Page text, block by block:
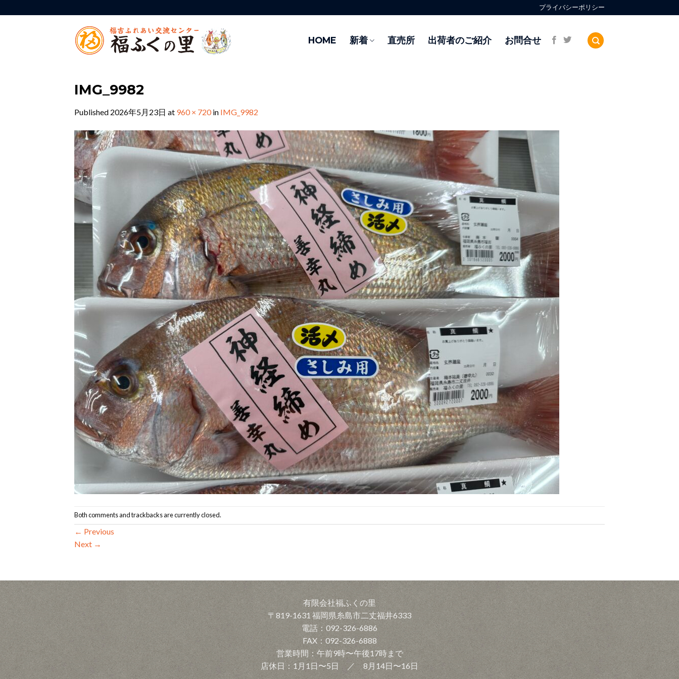
to
プライバシーポリシー
HOME 新着 直売所 出荷者のご紹介 お問合せ
IMG_9982
Published 2026年5月23日 at 960 × 720in IMG_9982
Both comments and trackbacks are currently closed.
← Previous
Next →
有限会社福ふくの里
〒819-1631 福岡県糸島市二丈福井6333
電話：092-326-6886
FAX：092-326-6888
営業時間：午前9時〜午後17時まで
店休日：1月1日〜5日 ／ 8月14日〜16日